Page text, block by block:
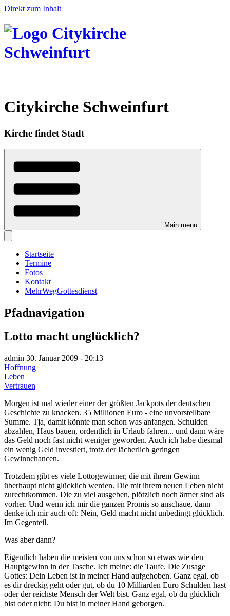
Direkt zum Inhalt
Citykirche Schweinfurt
Kirche findet Stadt
Main menu
Startseite
Termine
Fotos
Kontakt
MehrWegGottesdienst
Pfadnavigation
Lotto macht unglücklich?
admin 30. Januar 2009 - 20:13
Hoffnung
Leben
Vertrauen
Morgen ist mal wieder einer der größten Jackpots der deutschen
Geschichte zu knacken. 35 Millionen Euro - eine unvorstellbare
Summe. Tja, damit könnte man schon was anfangen. Schulden
abzahlen, Haus bauen, ordentlich in Urlaub fahren... und dann wäre
das Geld noch fast nicht weniger geworden. Auch ich habe diesmal
ein wenig Geld investiert, trotz der lächerlich geringen
Gewinnchancen.
Trotzdem gibt es viele Lottogewinner, die mit ihrem Gewinn
überhaupt nicht glücklich werden. Die mit ihrem neuen Leben nicht
zurechtkommen. Die zu viel ausgeben, plötzlich noch ärmer sind als
vorher. Und wenn ich mir die ganzen Promis so anschaue, dann
denke ich mir auch oft: Nein, Geld macht nicht unbedingt glücklich.
Im Gegenteil.
Was aber dann?
Eigentlich haben die meisten von uns schon so etwas wie den
Hauptgewinn in der Tasche. Ich meine: die Taufe. Die Zusage
Gottes: Dein Leben ist in meiner Hand aufgehoben. Ganz egal, ob
es dir dreckig geht oder gut, ob du 10 Milliarden Euro Schulden hast
oder der reichste Mensch der Welt bist. Ganz egal, ob du glücklich
bist oder nicht: Du bist in meiner Hand geborgen.